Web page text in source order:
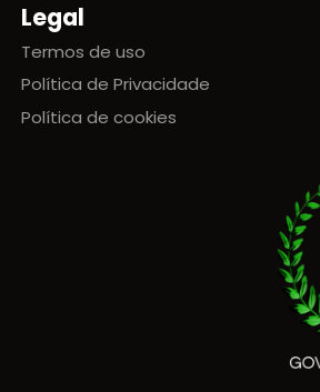
Legal
Termos de uso
Política de Privacidade
Política de cookies